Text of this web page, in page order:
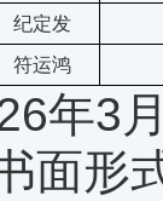
纪定发
符运鸿
年3
面形